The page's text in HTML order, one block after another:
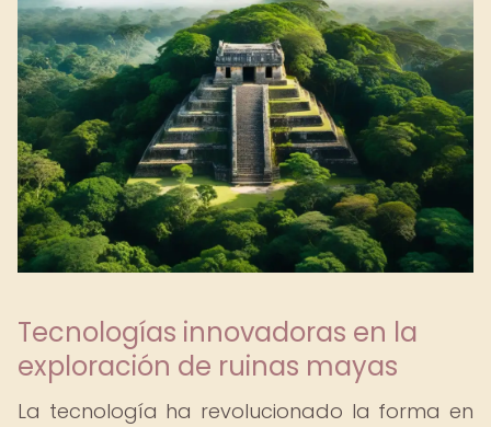
Tecnologías innovadoras en la
exploración de ruinas mayas
La tecnología ha revolucionado la forma en